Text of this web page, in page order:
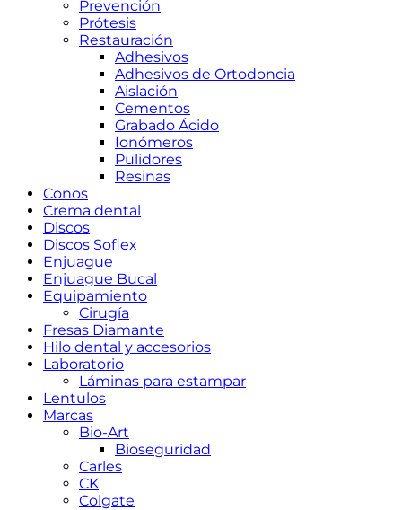
Prevención
Prótesis
Restauración
Adhesivos
Adhesivos de Ortodoncia
Aislación
Cementos
Grabado Ácido
Ionómeros
Pulidores
Resinas
Conos
Crema dental
Discos
Discos Soflex
Enjuague
Enjuague Bucal
Equipamiento
Cirugía
Fresas Diamante
Hilo dental y accesorios
Laboratorio
Láminas para estampar
Lentulos
Marcas
Bio-Art
Bioseguridad
Carles
CK
Colgate